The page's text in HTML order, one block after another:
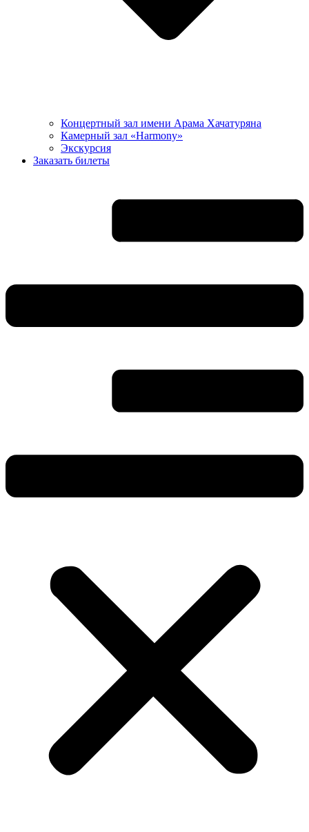
Концертный зал имени Арама Хачатуряна
Камерный зал «Harmony»
Экскурсия
Заказать билеты